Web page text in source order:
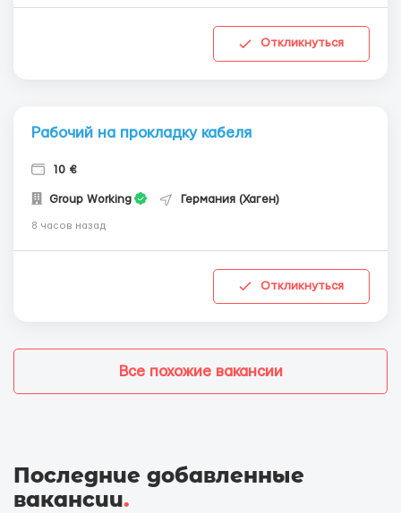
Откликнуться
Рабочий на прокладку кабеля
10 €
Group Working Германия (Хаген)
8 часов назад
Откликнуться
Все похожие вакансии
Последние добавленные
вакансии.